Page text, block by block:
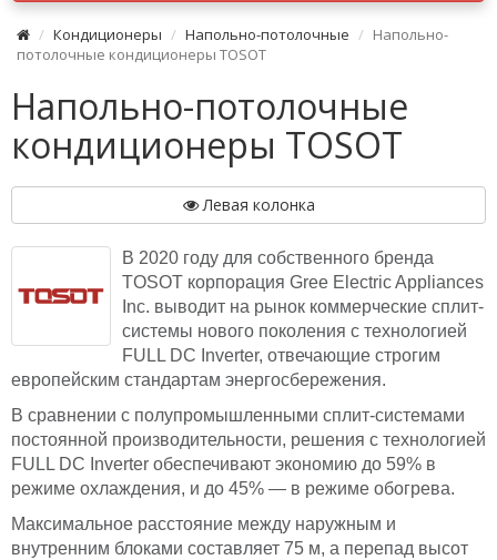
Кондиционеры Напольно-потолочные
Напольно-
потолочные кондиционеры TOSOT
Напольно-потолочные
кондиционеры TOSOT
Левая колонка
В 2020 году для собственного бренда
TOSOT корпорация Gree Electric Appliances
Inc. выводит на рынок коммерческие сплит-
системы нового поколения с технологией
FULL DC Inverter, отвечающие строгим
европейским стандартам энергосбережения.
В сравнении с полупромышленными сплит-системами
постоянной производительности, решения с технологией
FULL DC Inverter обеспечивают экономию до 59% в
режиме охлаждения, и до 45% — в режиме обогрева.
Максимальное расстояние между наружным и
внутренним блоками составляет 75 м, а перепад высот